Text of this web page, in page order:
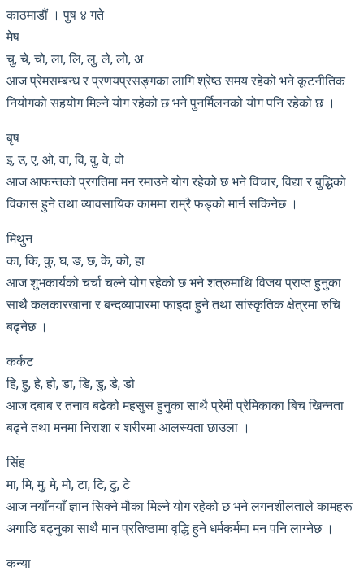
काठमाडौं । पुष ४ गते
मेष
चु, चे, चो, ला, लि, लु, ले, लो, अ
आज प्रेमसम्बन्ध र प्रणयप्रसङ्गका लागि श्रेष्ठ समय रहेको भने कूटनीतिक
नियोगको सहयोग मिल्ने योग रहेको छ भने पुनर्मिलनको योग पनि रहेको छ ।
बृष
इ, उ, ए, ओ, वा, वि, वु, वे, वो
आज आफन्तको प्रगतिमा मन रमाउने योग रहेको छ भने विचार, विद्या र बुद्धिको
विकास हुने तथा व्यावसायिक काममा राम्रै फड्को मार्न सकिनेछ ।
मिथुन
का, कि, कु, घ, ङ, छ, के, को, हा
आज शुभकार्यको चर्चा चल्ने योग रहेको छ भने शत्रुमाथि विजय प्राप्त हुनुका
साथै कलकारखाना र बन्दव्यापारमा फाइदा हुने तथा सांस्कृतिक क्षेत्रमा रुचि
बढ्नेछ ।
कर्कट
हि, हु, हे, हो, डा, डि, डु, डे, डो
आज दबाब र तनाव बढेको महसुस हुनुका साथै प्रेमी प्रेमिकाका बिच खिन्नता
बढ्ने तथा मनमा निराशा र शरीरमा आलस्यता छाउला ।
सिंह
मा, मि, मु, मे, मो, टा, टि, टु, टे
आज नयाँनयाँ ज्ञान सिक्ने मौका मिल्ने योग रहेको छ भने लगनशीलताले कामहरू
अगाडि बढ्नुका साथै मान प्रतिष्ठामा वृद्धि हुने धर्मकर्ममा मन पनि लाग्नेछ ।
कन्या